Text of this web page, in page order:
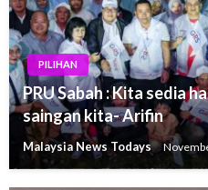
PILIHAN
PRU Sabah : Kita sedia
saingan kita- Arifin
Malaysia News Todays